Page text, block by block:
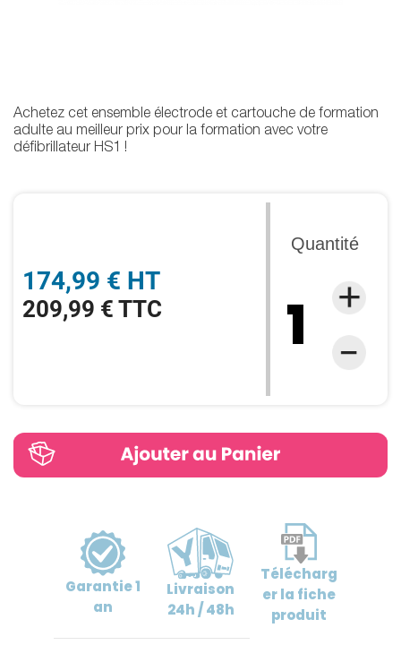
174,99 € HT
209,99 € TTC
Quantité
Achetez cet ensemble électrode et cartouche de formation
adulte au meilleur prix pour la formation avec votre
défibrillateur HS1 !
Garantie1
an
Livraison
24h / 48h
Télécharg
erla fiche
produit